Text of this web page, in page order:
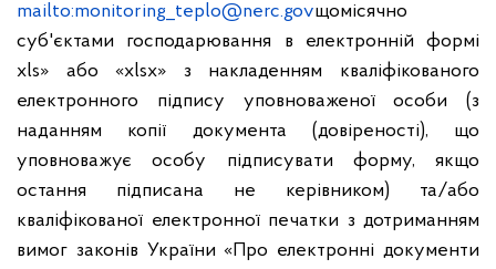
mailto:monitoring_teplo@nerc.govщомісячно
суб'єктами господарювання в електронній формі
xls» або «xlsx» з накладенням кваліфікованого
електронного підпису уповноваженої особи (з
наданням копії документа (довіреності), що
уповноважує особу підписувати форму, якщо
остання підписана не керівником) та/або
кваліфікованої електронної печатки з дотриманням
вимог законів України «Про електронні документи